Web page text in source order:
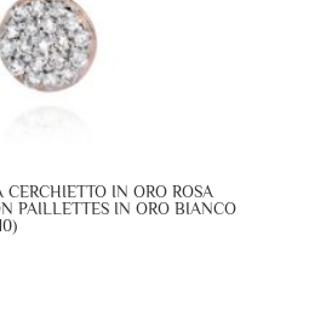
IN ORO ROSA
PAILLETTES IN ORO BIANCO